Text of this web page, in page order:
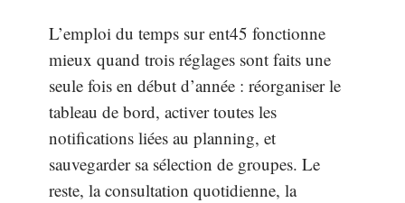
L’emploi du temps sur ent45 fonctionne
mieux quand trois réglages sont faits une
seule fois en début d’année : réorganiser le
tableau de bord, activer toutes les
notifications liées au planning, et
sauvegarder sa sélection de groupes. Le
reste, la consultation quotidienne, la